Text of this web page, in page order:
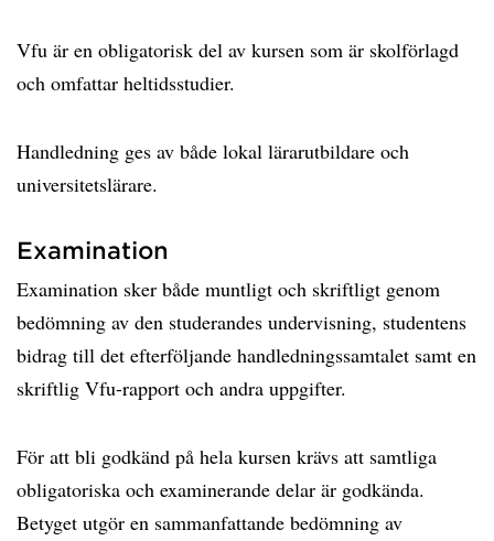
Vfu är en obligatorisk del av kursen som är skolförlagd
och omfattar heltidsstudier.
Handledning ges av både lokal lärarutbildare och
universitetslärare.
Examination
Examination sker både muntligt och skriftligt genom
bedömning av den studerandes undervisning, studentens
bidrag till det efterföljande handledningssamtalet samt en
skriftlig Vfu-rapport och andra uppgifter.
För att bli godkänd på hela kursen krävs att samtliga
obligatoriska och examinerande delar är godkända.
Betyget utgör en sammanfattande bedömning av